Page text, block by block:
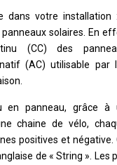
dans votre installation
solaires. En
(CC) des
(AC) utilisable par
en panneau, grâce à
chaine de vélo,
positives et
de « String ».